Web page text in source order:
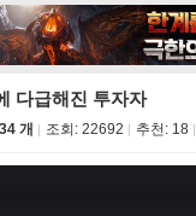
다급해진 투자자
개 조회: 22692 추천: 18